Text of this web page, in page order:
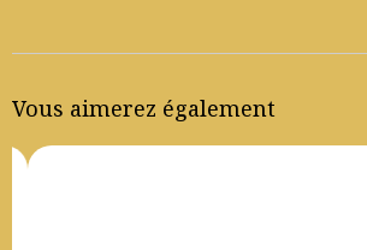
Vous aimerez également